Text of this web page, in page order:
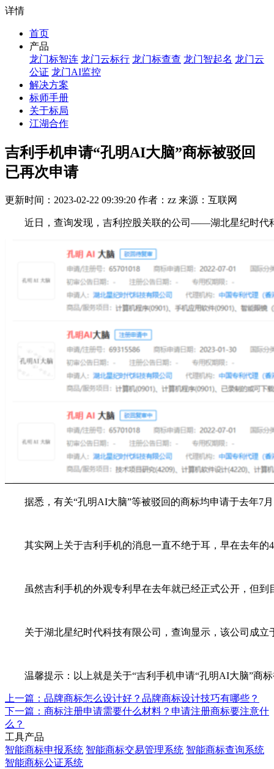
详情
首页
产品
龙门标智连 龙门云标行 龙门标查查 龙门智起名 龙门云
公证 龙门AI监控
解决方案
标师手册
关于标局
江湖合作
吉利手机申请“孔明AI大脑”商标被驳回
已再次申请
更新时间：2023-02-22 09:39:20 作者：zz 来源：互联网
近日，查询发现，吉利控股关联的公司——湖北星纪时代科
据悉，有关“孔明AI大脑”等被驳回的商标均申请于去年7月
其实网上关于吉利手机的消息一直不绝于耳，早在去年的4
虽然吉利手机的外观专利早在去年就已经正式公开，但到
关于湖北星纪时代科技有限公司，查询显示，该公司成立
温馨提示：以上就是关于“吉利手机申请“孔明AI大脑”商标
上一篇：品牌商标怎么设计好？品牌商标设计技巧有哪些？
下一篇：商标注册申请需要什么材料？申请注册商标要注意什
么？
工具产品
智能商标申报系统 智能商标交易管理系统 智能商标查询系统
智能商标公证系统